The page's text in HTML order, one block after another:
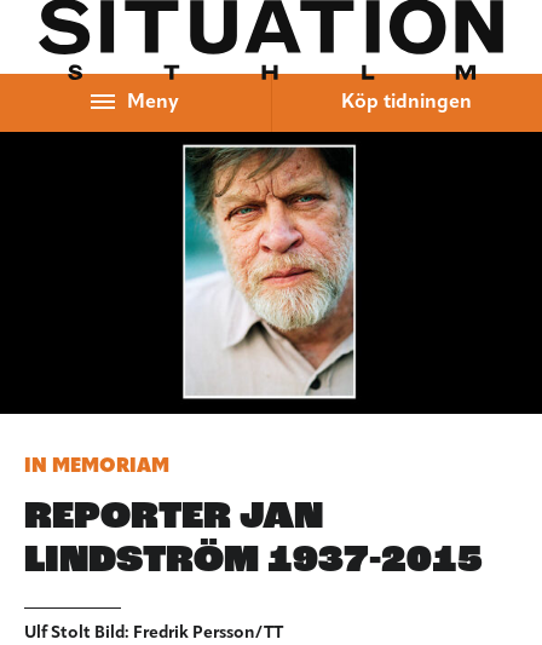
Hoppa till innehåll
Meny Köp tidningen
IN MEMORIAM
REPORTER JAN
LINDSTRÖM 1937-2015
Ulf Stolt Bild: Fredrik Persson/TT